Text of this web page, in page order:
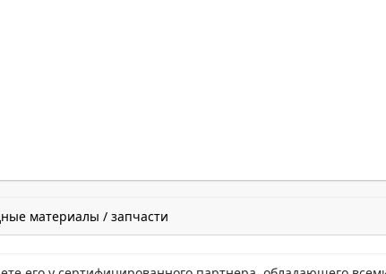
материалы / запчасти